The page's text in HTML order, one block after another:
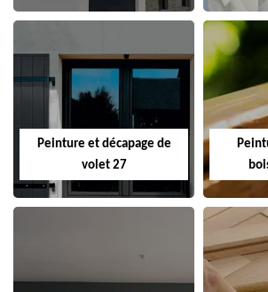
Peinture et décapage de
volet 27